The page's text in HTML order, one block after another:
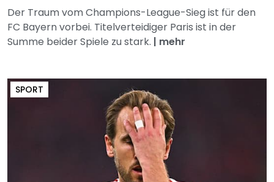
Der Traum vom Champions-League-Sieg ist für den
FC Bayern vorbei. Titelverteidiger Paris ist in der
Summe beider Spiele zu stark. | mehr
SPORT